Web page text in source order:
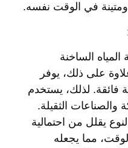
في الوقت نفسه.
المياه الساخنة
على ذلك، يوفر
فائقة. لذلك، يستخدم
والصناعات الثقيلة.
يقلل من احتمالية
مما يجعله